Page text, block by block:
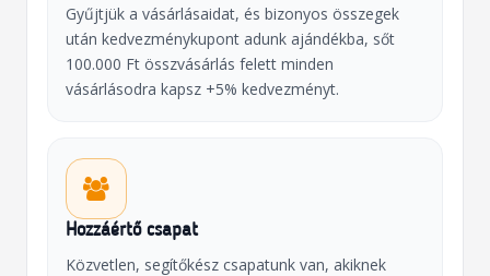
Gyűjtjük a vásárlásaidat, és bizonyos összegek
után kedvezménykupont adunk ajándékba, sőt
100.000 Ft összvásárlás felett minden
vásárlásodra kapsz +5% kedvezményt.
Hozzáértő csapat
Közvetlen, segítőkész csapatunk van, akiknek